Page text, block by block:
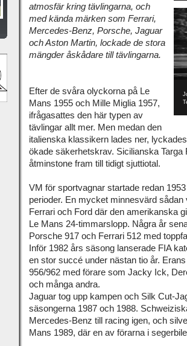
atmosfär kring tävlingarna, och
med kända märken som Ferrari,
Mercedes-Benz, Porsche, Jaguar
och Aston Martin, lockade de stora
mängder åskådare till tävlingarna.
Efter de svåra olyckorna på Le
Mans 1955 och Mille Miglia 1957,
ifrågasattes den här typen av
tävlingar allt mer. Men medan den
italienska klassikern lades ner,
ökade säkerhetskrav. Sicilianska Targa
åtminstone fram till tidigt sjuttiotal.
VM för sportvagnar startade redan
perioder. En mycket minnesvärd
Ferrari och Ford där den amerikanska
Le Mans 24-timmarslopp. Några år
Porsche 917 och Ferrari 512 med
Inför 1982 års säsong lanserade FIA
en stor succé under nästan tio år.
956/962 med förare som Jacky Ick,
och många andra.
Jaguar tog upp kampen och Silk Cut-
säsongerna 1987 och 1988.
Mercedes-Benz till racing igen, och
Mans 1989, där en av förarna i